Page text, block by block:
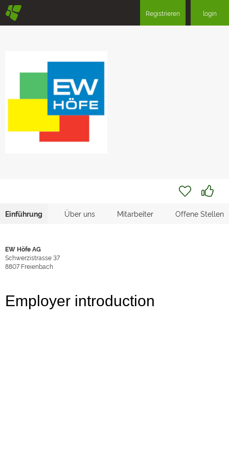
§ Registrieren login
Einführung Über uns Mitarbeiter Offene Stellen
EW Höfe AG
Schwerzistrasse 37
8807 Freienbach
Employer introduction